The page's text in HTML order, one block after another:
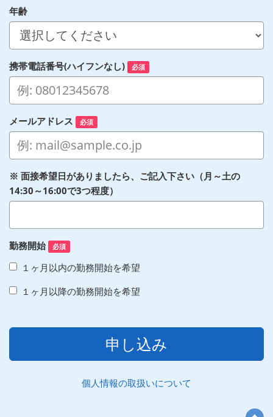
年齢
携帯電話番号(ハイフンなし) 必須
メールアドレス 必須
※ 面接希望日がありましたら、ご記入下さい（月～土の
14:30～16:00で3つ程度）
勤務開始 必須
１ヶ月以内の勤務開始を希望
１ヶ月以降の勤務開始を希望
申し込み
個人情報の取扱いについて